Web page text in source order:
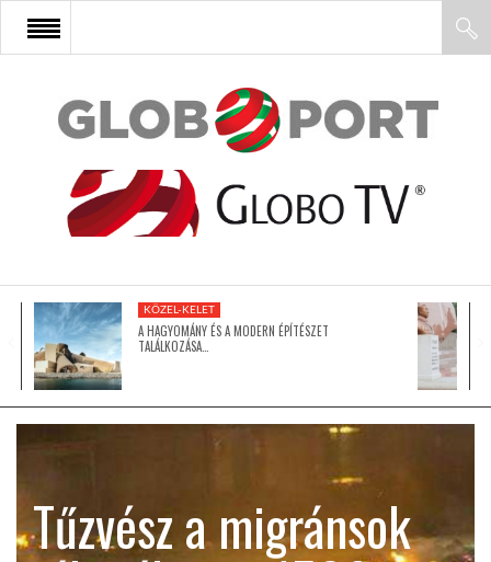
FŐOLDAL
AFRIKA
ÁZSIA
KÖZEL-KELET
KÖZEL-KELET
A HAGYOMÁNY ÉS A MODERN ÉPÍTÉSZET
TALÁLKOZÁSA…
Tűzvész a migránsok